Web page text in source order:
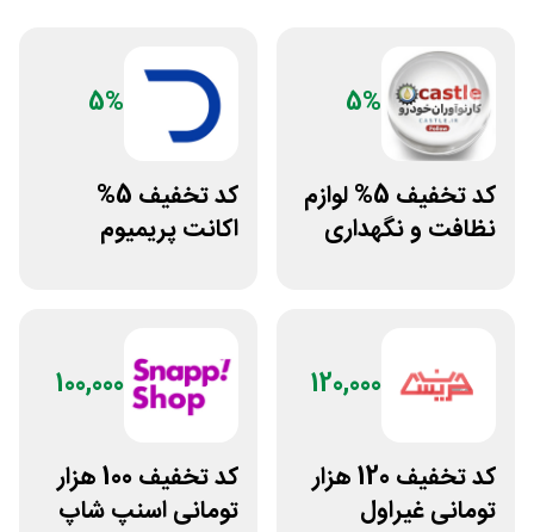
5%
کد تخفیف 5% لوازم
نظافت و نگهداری
5%
کد تخفیف 5%
اکانت پریمیوم
120,000
کد تخفیف 120 هزار
تومانی غیراول
100,000
کد تخفیف 100 هزار
تومانی اسنپ شاپ